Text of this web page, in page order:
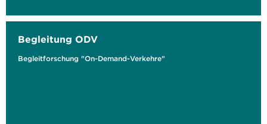
Begleitung ODV
Begleitforschung "On-Demand-Verkehre"